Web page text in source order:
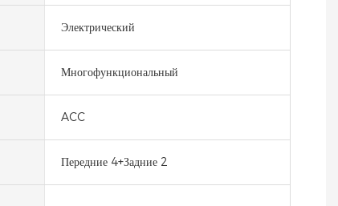
Электрический
Многофункциональный
ACC
Передние 4+Задние 2